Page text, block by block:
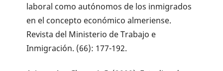
laboral como autónomos de los inmigrados
en el concepto económico almeriense.
Revista del Ministerio de Trabajo e
Inmigración. (66): 177-192.